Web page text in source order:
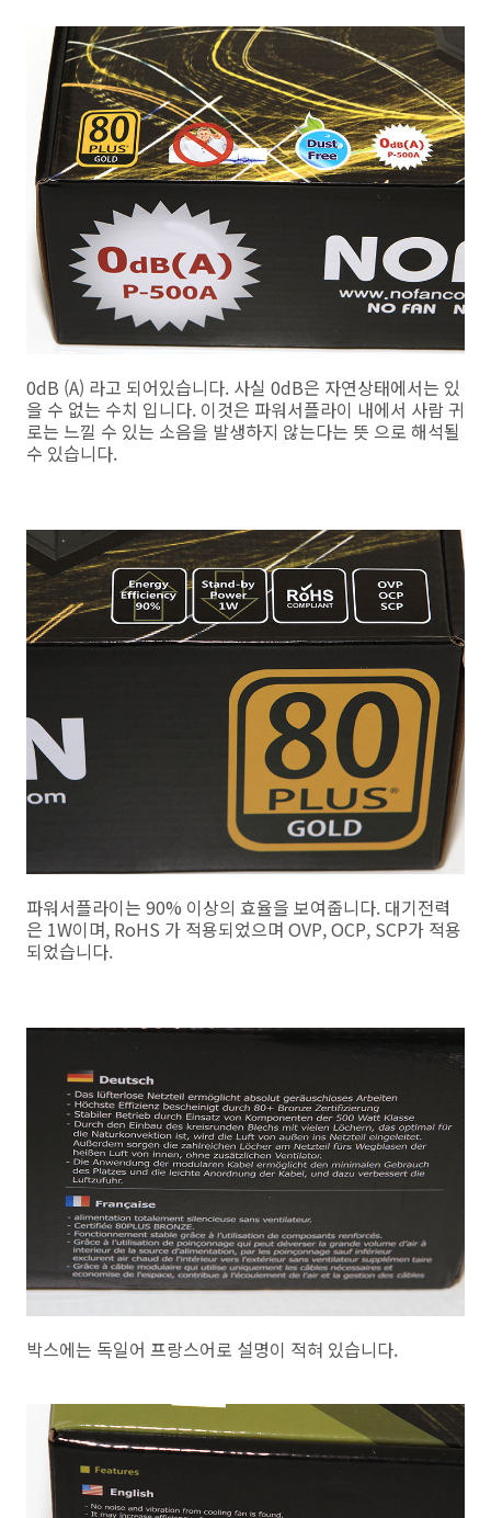
0dB (A) 라고 되어있습니다. 사실 0dB은 자연상태에서는 있
을 수 없는 수치 입니다. 이것은 파워서플라이 내에서 사람 귀
로는 느낄 수 있는 소음을 발생하지 않는다는 뜻 으로 해석될
수 있습니다.
파워서플라이는 90% 이상의 효율을 보여줍니다. 대기전력
은 1W이며, RoHS 가 적용되었으며 OVP, OCP, SCP가 적용
되었습니다.
박스에는 독일어 프랑스어로 설명이 적혀 있습니다.